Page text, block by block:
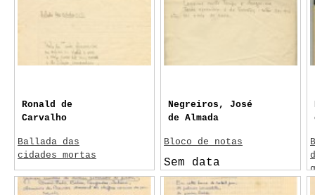
Ronald de
Carvalho
Ballada das
cidades mortas
Sem data
Negreiros, José
de Almada
Bloco de notas
Sem data
Fundação